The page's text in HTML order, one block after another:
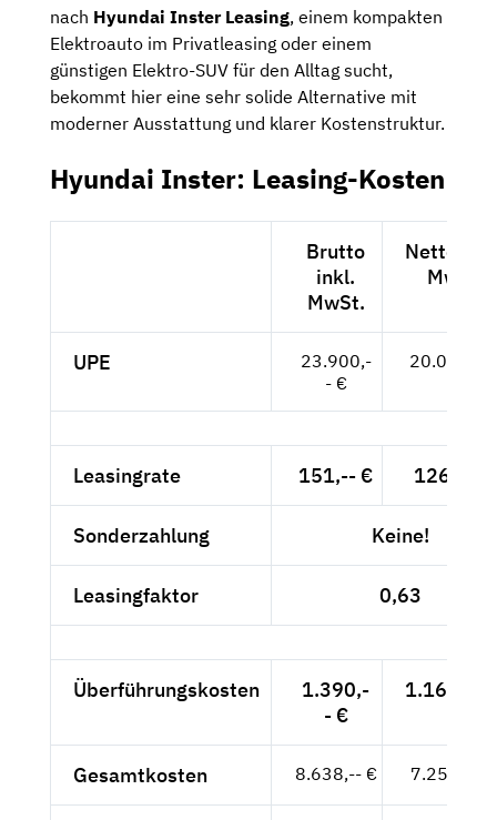
nach Hyundai Inster Leasing, einem kompakten
Elektroauto im Privatleasing oder einem
günstigen Elektro-SUV für den Alltag sucht,
bekommt hier eine sehr solide Alternative mit
moderner Ausstattung und klarer Kostenstruktur.
Hyundai Inster: Leasing-Kosten
Brutto
inkl.
MwSt.
Netto
MwSt.
UPE
23.900,-
- €
20.084,--
Leasingrate 151,-- € 126,89 €
Sonderzahlung Keine!
Leasingfaktor 0,63
Überführungskosten
1.390,-
- €
1.168,07
Gesamtkosten 8.638,-- € 7.258,82